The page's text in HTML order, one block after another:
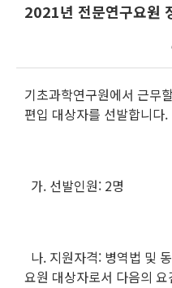
2021년 전문연구요원
기초과학연구원에서 근무
편입 대상자를 선발합니다.
가. 선발인원: 2명
나. 지원자격: 병역법 및
요원 대상자로서 다음의